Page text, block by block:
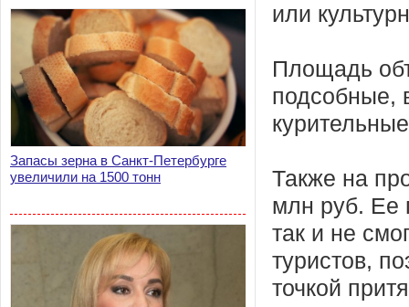
Запасы зерна в Санкт-Петербурге
увеличили на 1500 тонн
или
Площадь
подсобные,
Также на
млн руб. Ее
так и не
туристов,
точкой